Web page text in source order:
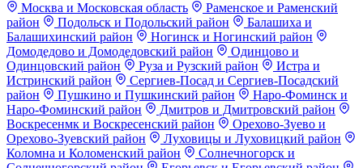
Москва и Московская область
Раменское и Раменский
район
Подольск и Подольский район
Балашиха и
Балашихинский район
Ногинск и Ногинский район
Домодедово и Домодедовский район
Одинцово и
Одинцовский район
Руза и Рузский район
Истра и
Истринский район
Сергиев-Посад и Сергиев-Посадский
район
Пушкино и Пушкинский район
Наро-Фоминск и
Наро-Фоминский район
Дмитров и Дмитровский район
Воскресенмк и Воскресенский район
Орехово-Зуево и
Орехово-Зуевский район
Луховицы и Луховицкий район
Коломна и Коломенский район
Солнечногорск и